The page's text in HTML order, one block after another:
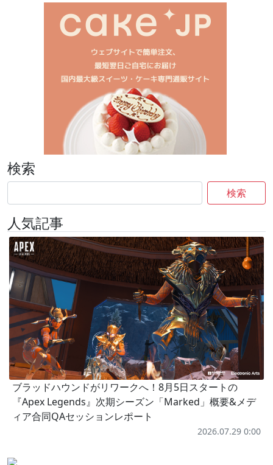
検索
検索
人気記事
ブラッドハウンドがリワークへ！8月5日スタートの
『Apex Legends』次期シーズン「Marked」概要&メデ
ィア合同QAセッションレポート
2026.07.29 0:00